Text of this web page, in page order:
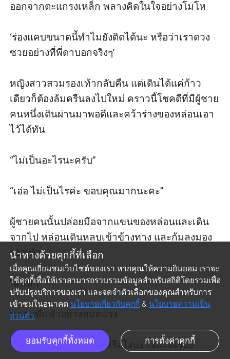
นำทางด้วยคุกกี้ที่เลือก
เมื่อคุณเยี่ยมชมเว็บไซต์ของเรา หากคุณให้ความยินยอม เราจะ
ใช้คุกกี้เพื่อให้เราสามารถรวบรวมข้อมูลสำหรับสถิติโดยรวมเพื่อ
ปรับปรุงบริการของเรา และจดจำตัวเลือกของคุณสำหรับการ
เข้าชมในอนาคต นโยบายเกี่ยวกับคุกกี้ & นโยบายความเป็น
ส่วนตัว
ยอมรับคุกกี้ทั้งหมด การตั้งค่าคุกกี้
ออกจากตะแกรงเหล็ก พลางคิดในใจอย่างโมโห
‘ร่องแคบขนาดนี้ทำไมยังติดได้นะ หรือว่าเราดวง
ซวยอย่างที่พี่ดาบอกจริงๆ’
หญิงสาวสวมรองเท้ากลับคืน แต่เดินได้แค่ก้าว
เดียวก็ต้องล้มครืนลงไปใหม่ คราวนี้โชคดีที่มีผู้ชาย
คนหนึ่งเดินผ่านมาพอดีและคว้าร่างของหล่อนเอา
ไว้ได้ทัน
“ไม่เป็นอะไรนะครับ”
“เอ่อ ไม่เป็นไรค่ะ ขอบคุณมากนะคะ”
ผู้ชายคนนั้นปล่อยมือจากแขนของหล่อนและเดิน
จากไป หล่อนเดินหลบเข้าข้างทาง และก้มลงมอง
รองเท้า
“ส้นหัก”
หล่อนพึมพำอย่างหมดแรง
“วันนี้มันวันโลกาวินาศหรือไงนะ เจอแต่เรื่อง”